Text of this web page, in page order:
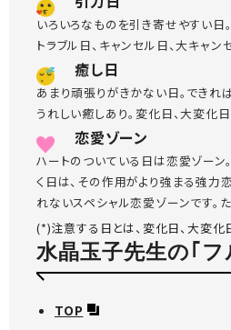
いろいろなものを引き寄せやすい日
トラブル日、キャンセル日、大キャ
癒し日
あまり頑張りがきかない日。できれ
うれしい癒しあり。変化日、大変化
恋愛ゾーン
ハートのついている日は恋愛ゾーン
く日は、その作用がより強まる強力
れないスペシャル恋愛ゾーンです。
(*)注意する日とは、変化日、大変化
水晶玉子先生の｢
TOP